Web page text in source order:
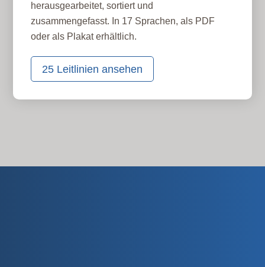
herausgearbeitet, sortiert und
zusammengefasst. In 17 Sprachen, als PDF
oder als Plakat erhältlich.
25 Leitlinien ansehen